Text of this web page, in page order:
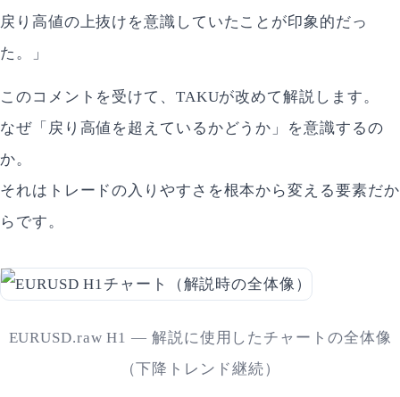
戻り高値の上抜けを意識していたことが印象的だっ
た。」
このコメントを受けて、TAKUが改めて解説します。
なぜ「戻り高値を超えているかどうか」を意識するの
か。
それはトレードの入りやすさを根本から変える要素だか
らです。
EURUSD.raw H1 — 解説に使用したチャートの全体像
（下降トレンド継続）